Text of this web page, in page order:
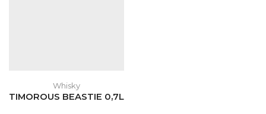
Whisky
TIMOROUS BEASTIE 0,7L